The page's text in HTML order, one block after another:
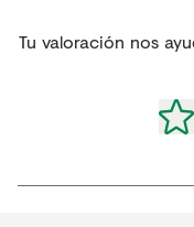
Tu valoración nos